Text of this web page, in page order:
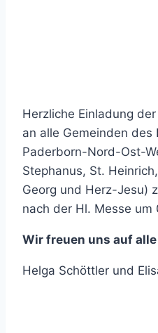
Herzliche Einladung
an alle Gemeinden des
Paderborn-Nord-Ost-
Stephanus, St.
Georg und Herz-Jesu)
nach der Hl. Messe um
Wir freuen uns auf
Helga Schöttler und